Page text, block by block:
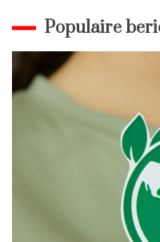
Populaire